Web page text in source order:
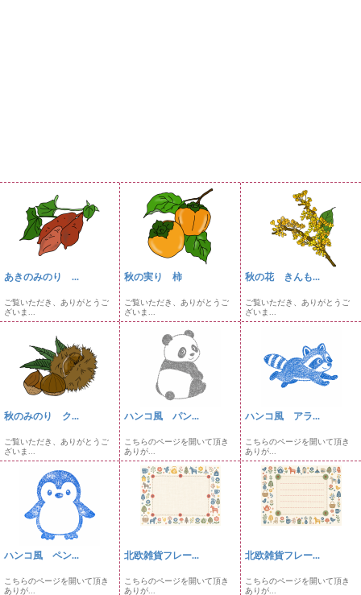
あきのみのり ...
ご覧いただき、ありがとうご
ざいま...
秋の実り 柿
ご覧いただき、ありがとうご
ざいま...
秋の花 きんも...
ご覧いただき、ありがとうご
ざいま...
秋のみのり ク...
ご覧いただき、ありがとうご
ざいま...
ハンコ風 パン...
こちらのページを開いて頂き
ありが...
ハンコ風 アラ...
こちらのページを開いて頂き
ありが...
ハンコ風 ペン...
こちらのページを開いて頂き
ありが...
北欧雑貨フレー...
こちらのページを開いて頂き
ありが...
北欧雑貨フレー...
こちらのページを開いて頂き
ありが...